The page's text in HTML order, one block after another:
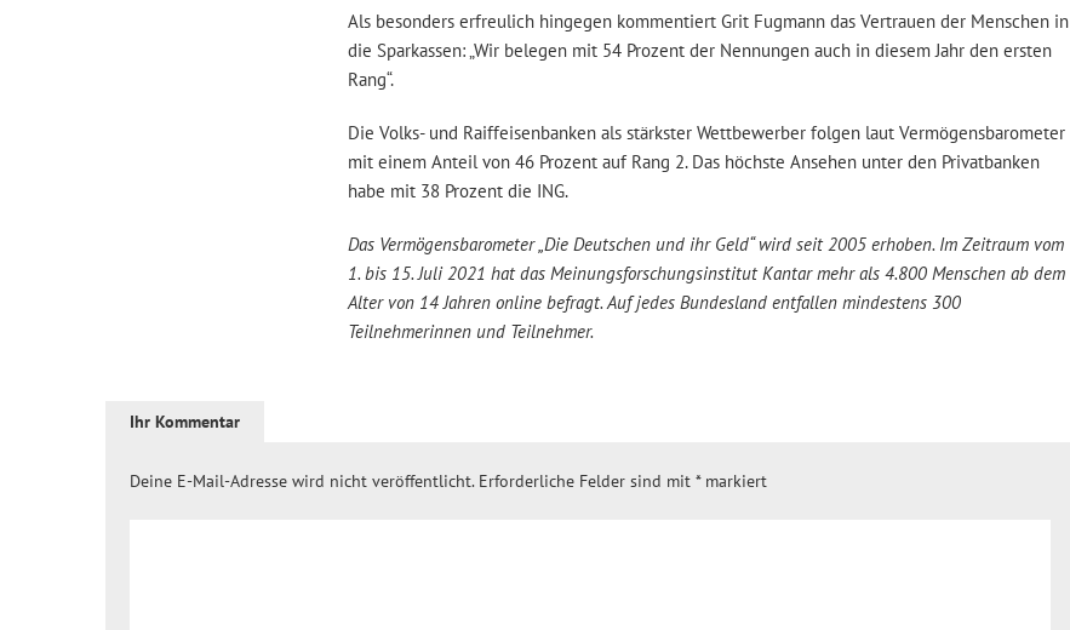
Als besonders erfreulich hingegen kommentiert Grit Fugmann das Vertrauen der Menschen in
die Sparkassen: „Wir belegen mit 54 Prozent der Nennungen auch in diesem Jahr den ersten
Rang“.
Die Volks- und Raiffeisenbanken als stärkster Wettbewerber folgen laut Vermögensbarometer
mit einem Anteil von 46 Prozent auf Rang 2. Das höchste Ansehen unter den Privatbanken
habe mit 38 Prozent die ING.
Das Vermögensbarometer „Die Deutschen und ihr Geld“ wird seit 2005 erhoben. Im Zeitraum vom
1. bis 15. Juli 2021 hat das Meinungsforschungsinstitut Kantar mehr als 4.800 Menschen ab dem
Alter von 14 Jahren online befragt. Auf jedes Bundesland entfallen mindestens 300
Teilnehmerinnen und Teilnehmer.
Ihr Kommentar
Deine E-Mail-Adresse wird nicht veröffentlicht. Erforderliche Felder sind mit *markiert